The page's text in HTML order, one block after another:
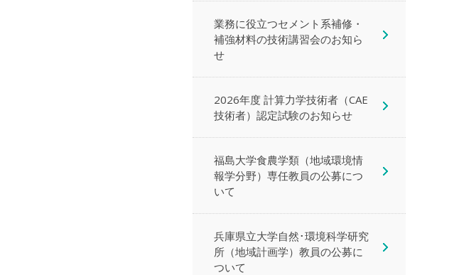
業務に役立つセメント系補修・
補強材料の技術講習会のお知ら
せ
2026年度 計算力学技術者（CAE
技術者）認定試験のお知らせ
福島大学食農学類（地域環境情
報学分野）専任教員の公募につ
いて
兵庫県立大学自然･環境科学研究
所（地域計画学）教員の公募に
ついて